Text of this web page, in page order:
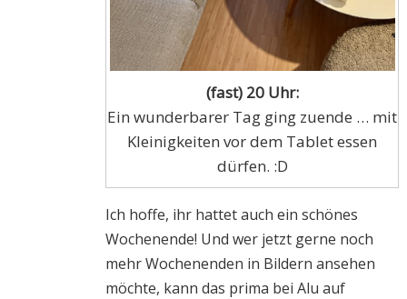
(fast) 20 Uhr:
Ein wunderbarer Tag ging zuende … mit
Kleinigkeiten vor dem Tablet essen
dürfen. :D
Ich hoffe, ihr hattet auch ein schönes
Wochenende! Und wer jetzt gerne noch
mehr Wochenenden in Bildern ansehen
möchte, kann das prima bei Alu auf